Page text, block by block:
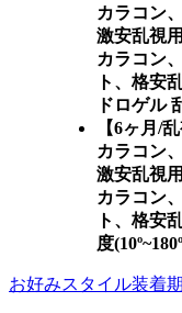
カラコン
激安乱視
カラコン
ト、格安
ドロゲル
【6ヶ月/
カラコン
激安乱視
カラコン
ト、格安
度
お好みスタイル装着